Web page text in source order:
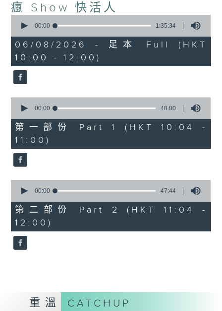
瘋 Show 快活人
seconds
1
hour,
35
minutes,
34
seconds
00:00 1:35:34
06/08/2026 - 足本 Full (HKT
10:00 - 12:00)
seconds
48
minutes,
0
seconds
00:00 48:00
第一部份 Part 1 (HKT 10:04 -
11:00)
seconds
47
minutes,
44
seconds
00:00 47:44
第二部份 Part 2 (HKT 11:04 -
12:00)
重溫 CATCHUP